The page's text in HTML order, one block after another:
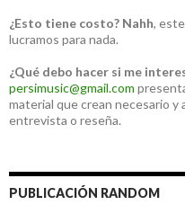
¿Esto tiene costo? Nahh,
lucramos para nada.
¿Qué debo hacer si me
persimusic@gmail.com
material que crean necesario y
entrevista o reseña.
PUBLICACIÓN RANDOM